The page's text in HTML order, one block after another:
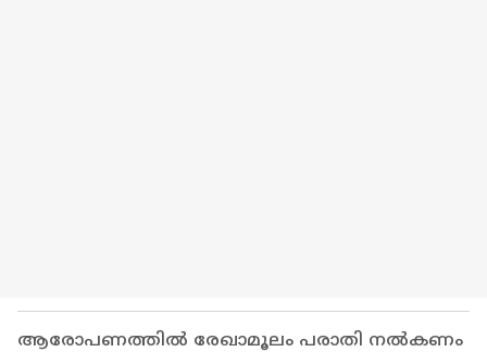
ആരോപണത്തിൽ രേഖാമൂലം പരാതി നൽകണം